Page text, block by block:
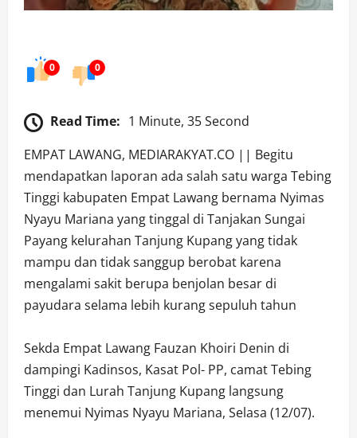
0 0
Read Time: 1 Minute, 35 Second
EMPAT LAWANG, MEDIARAKYAT.CO || Begitu
mendapatkan laporan ada salah satu warga Tebing
Tinggi kabupaten Empat Lawang bernama Nyimas
Nyayu Mariana yang tinggal di Tanjakan Sungai
Payang kelurahan Tanjung Kupang yang tidak
mampu dan tidak sanggup berobat karena
mengalami sakit berupa benjolan besar di
payudara selama lebih kurang sepuluh tahun
Sekda Empat Lawang Fauzan Khoiri Denin di
dampingi Kadinsos, Kasat Pol- PP, camat Tebing
Tinggi dan Lurah Tanjung Kupang langsung
menemui Nyimas Nyayu Mariana, Selasa (12/07).